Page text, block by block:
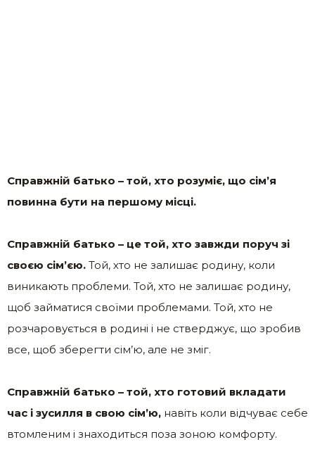
Справжній батько – той, хто розуміє, що сім’я
повинна бути на першому місці.
Справжній батько – це той, хто завжди поруч зі
своєю сім’єю. Той, хто не залишає родину, коли
виникають проблеми. Той, хто не залишає родину,
щоб займатися своїми проблемами. Той, хто не
розчаровується в родині і не стверджує, що зробив
все, щоб зберегти сім’ю, але не зміг.
Справжній батько – той, хто готовий вкладати
час і зусилля в свою сім’ю, навіть коли відчуває себе
втомленим і знаходиться поза зоною комфорту.